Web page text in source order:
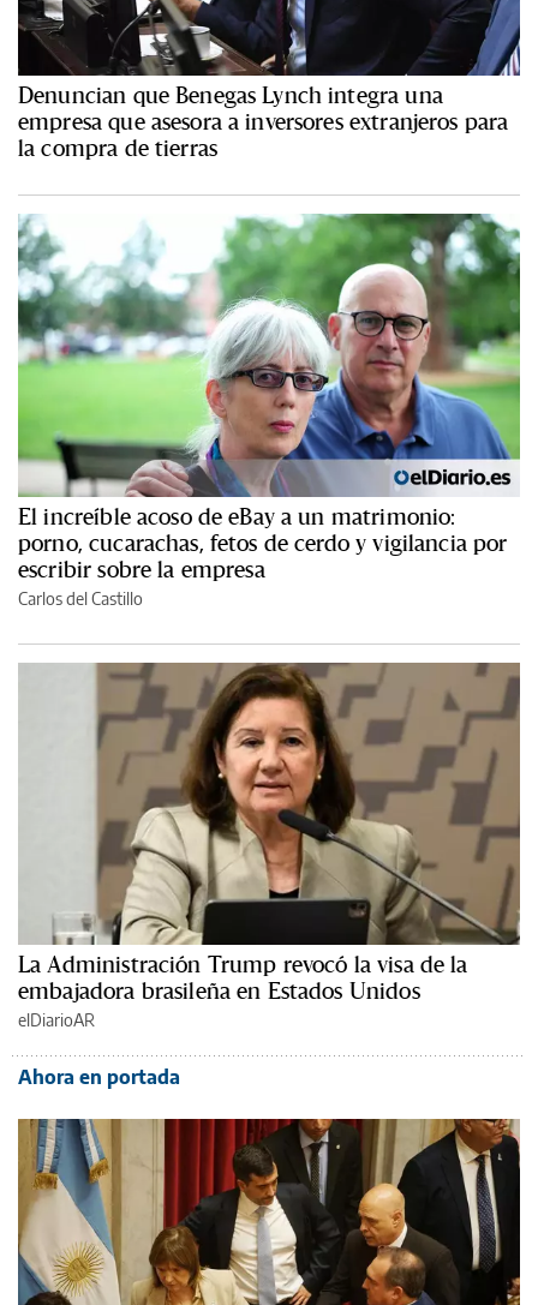
Denuncian que Benegas Lynch integra una
empresa que asesora a inversores extranjeros para
la compra de tierras
El increíble acoso de eBay a un matrimonio:
porno, cucarachas, fetos de cerdo y vigilancia por
escribir sobre la empresa
Carlos del Castillo
La Administración Trump revocó la visa de la
embajadora brasileña en Estados Unidos
elDiarioAR
Ahora en portada